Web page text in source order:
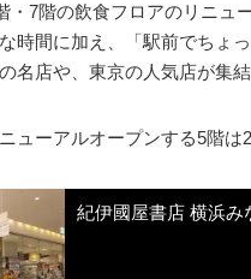
・7階の飲食フロアのリニュ
時間に加え、「駅前でちょ
名店や、東京の人気店が集
ューアルオープンする5階は
紀伊國屋書店 横浜み